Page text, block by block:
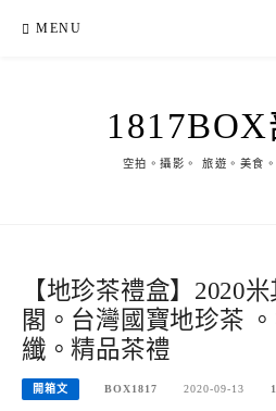
MENU
空拍。攝影。 旅遊。美食
【地珍茶禮盒】2020
閣。台灣國寶地珍茶
纖。精品茶禮
開箱文 BOX1817 2020-09-13 1